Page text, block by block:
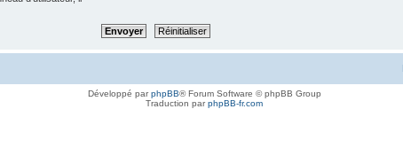
Développé parphpBB® Forum Software © phpBB Group
Traduction parphpBB-fr.com